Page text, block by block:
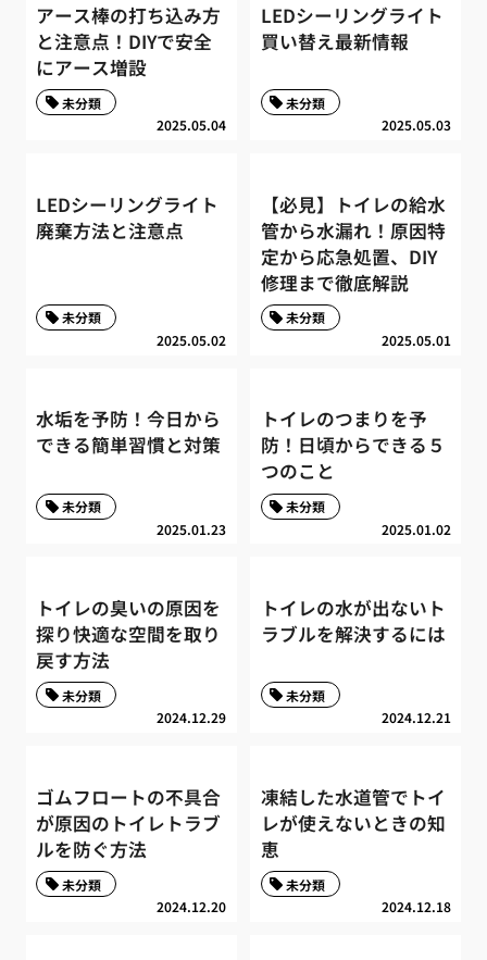
アース棒の打ち込み方
と注意点！DIYで安全
にアース増設
2025.05.04
未分類
LEDシーリングライト
買い替え最新情報
2025.05.03
未分類
LEDシーリングライト
廃棄方法と注意点
2025.05.02
未分類
【必見】トイレの給水
管から水漏れ！原因特
定から応急処置、DIY
修理まで徹底解説
2025.05.01
未分類
水垢を予防！今日から
できる簡単習慣と対策
2025.01.23
未分類
トイレのつまりを予
防！日頃からできる５
つのこと
2025.01.02
未分類
トイレの臭いの原因を
探り快適な空間を取り
戻す方法
2024.12.29
未分類
トイレの水が出ないト
ラブルを解決するには
2024.12.21
未分類
ゴムフロートの不具合
が原因のトイレトラブ
ルを防ぐ方法
2024.12.20
未分類
凍結した水道管でトイ
レが使えないときの知
恵
2024.12.18
未分類